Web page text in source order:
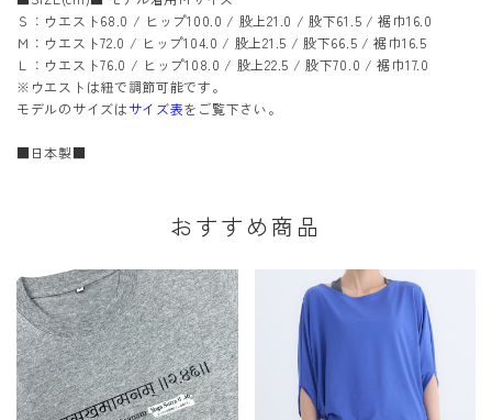
Ｓ：ウエスト68.0 / ヒップ100.0 / 股上21.0 / 股下61.5 / 裾巾16.0
Ｍ：ウエスト72.0 / ヒップ104.0 / 股上21.5 / 股下66.5 / 裾巾16.5
Ｌ：ウエスト76.0 / ヒップ108.0 / 股上22.5 / 股下70.0 / 裾巾17.0
※ウエストは紐で調節可能です。
モデルのサイズはサイズ表をご覧下さい。
■日本製■
おすすめ商品